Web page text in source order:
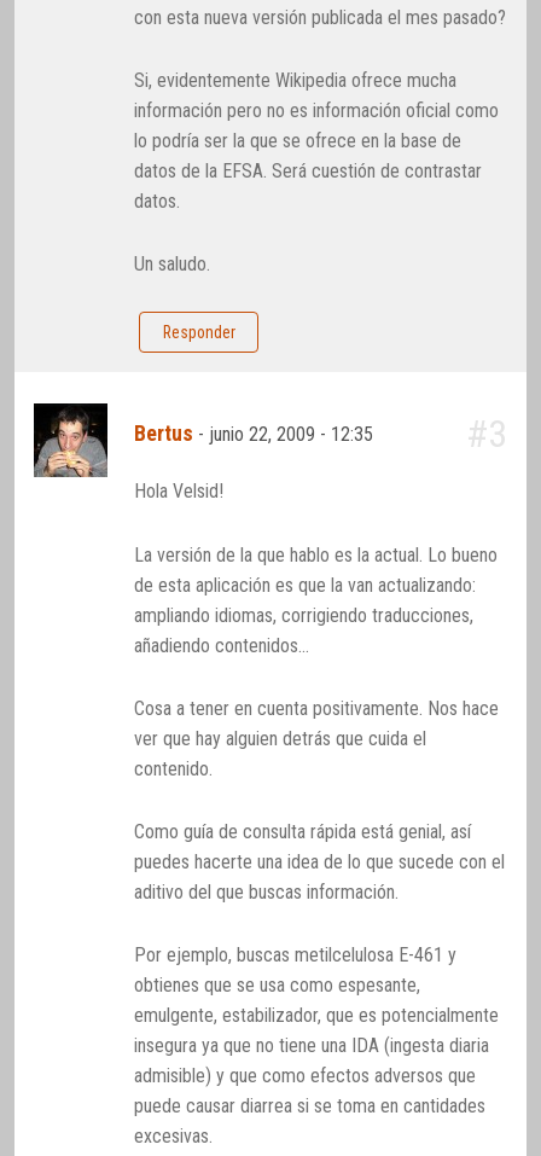
con esta nueva versión publicada el mes pasado?
Si, evidentemente Wikipedia ofrece mucha
información pero no es información oficial como
lo podría ser la que se ofrece en la base de
datos de la EFSA. Será cuestión de contrastar
datos.
Un saludo.
Responder
Bertus - junio 22, 2009 - 12:35 #3
Hola Velsid!
La versión de la que hablo es la actual. Lo bueno
de esta aplicación es que la van actualizando:
ampliando idiomas, corrigiendo traducciones,
añadiendo contenidos…
Cosa a tener en cuenta positivamente. Nos hace
ver que hay alguien detrás que cuida el
contenido.
Como guía de consulta rápida está genial, así
puedes hacerte una idea de lo que sucede con el
aditivo del que buscas información.
Por ejemplo, buscas metilcelulosa E-461 y
obtienes que se usa como espesante,
emulgente, estabilizador, que es potencialmente
insegura ya que no tiene una IDA (ingesta diaria
admisible) y que como efectos adversos que
puede causar diarrea si se toma en cantidades
excesivas.